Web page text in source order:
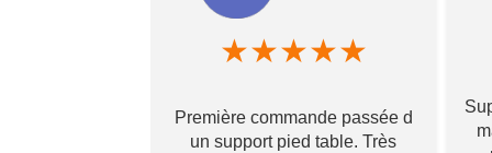
★★★★★
Première commande passée d
un support pied table. Très